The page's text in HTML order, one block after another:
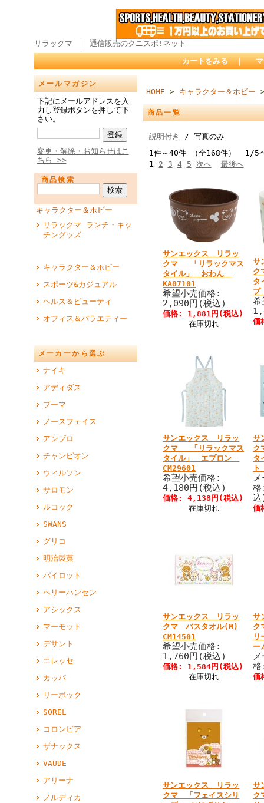
リラックマ ｜ 通信販売のクニスポ!ネット
カートをみる ｜
メールマガジン
下記にメールアドレスを入
力し登録ボタンを押して下
さい。
変更・解除・お知らせはこ
ちら >>
商品検索
キャラクター＆ホビー
リラックマ ランチ・キッ
チングッズ
キャラクター＆ホビー
スポーツ&カジュアル
ヘルス＆ビューティ
オフィス＆バラエティー
メーカーから選ぶ
ナイキ
アディダス
プーマ
ノースフェイス
アンブロ
チャンピオン
ウィルソン
サロモン
ルコック
SWANS
グリコ
明治製菓
パイロット
ヘリーハンセン
アシックス
マーモット
デサント
エレッセ
カッパ
リーボック
SOREL
コロンビア
ザナックス
VAUDE
アリーナ
ノルディカ
HOME > キャラクター＆ホビー
商品一覧
説明付き
/ 写真のみ
1件～40件 （全168件） 1/5
1
2 3 4 5 次へ 最後へ
サンエックス リラッ
クマ 「リラックマス
タイル」 おわん
KA07101
希望小売価格:
2,090円(税込)
価格: 1,881円(税込)
在庫切れ
サ
ク
タ
価
サンエックス リラッ
クマ 「リラックマス
タイル」 エプロン
CM29601
希望小売価格:
4,180円(税込)
価格: 4,138円(税込)
在庫切れ
サ
ク
タ
価
サンエックス リラッ
クマ バスタオル(M)
CM14501
希望小売価格:
1,760円(税込)
価格: 1,584円(税込)
在庫切れ
サ
ク
ー
価
サンエックス リラッ
クマ 「フェイスシリ
サ
ク